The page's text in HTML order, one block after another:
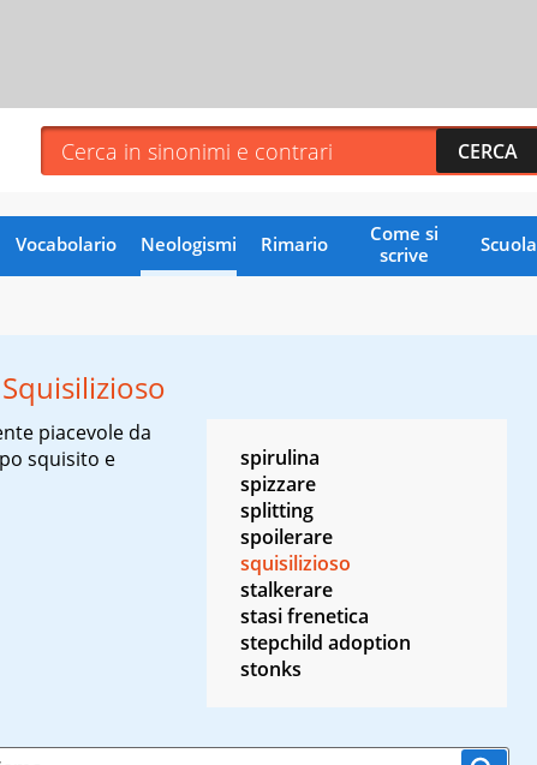
Vocabolario Neologismi Rimario
Come si
scrive
Scuola
Squisilizioso
piacevole da
squisito e
spirulina
spizzare
splitting
spoilerare
squisilizioso
stalkerare
stasi frenetica
stepchild adoption
stonks